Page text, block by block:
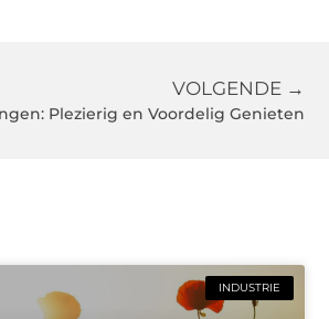
VOLGENDE →
Plezierig en Voordelig Genieten
INDUSTRIE